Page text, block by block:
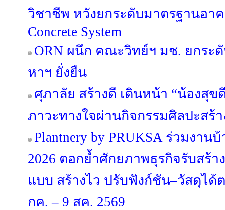
วิชาชีพ หวังยกระดับมาตรฐานอาค
Concrete System
ORN ผนึก คณะวิทย์ฯ มช. ยกระ
หาฯ ยั่งยืน
ศุภาลัย สร้างดี เดินหน้า “น้องสุข
ภาวะทางใจผ่านกิจกรรมศิลปะสร้
Plantnery by PRUKSA ร่วมงาน
2026 ตอกย้ำศักยภาพธุรกิจรับสร้
แบบ สร้างไว ปรับฟังก์ชัน–วัสดุได้
กค. – 9 สค. 2569